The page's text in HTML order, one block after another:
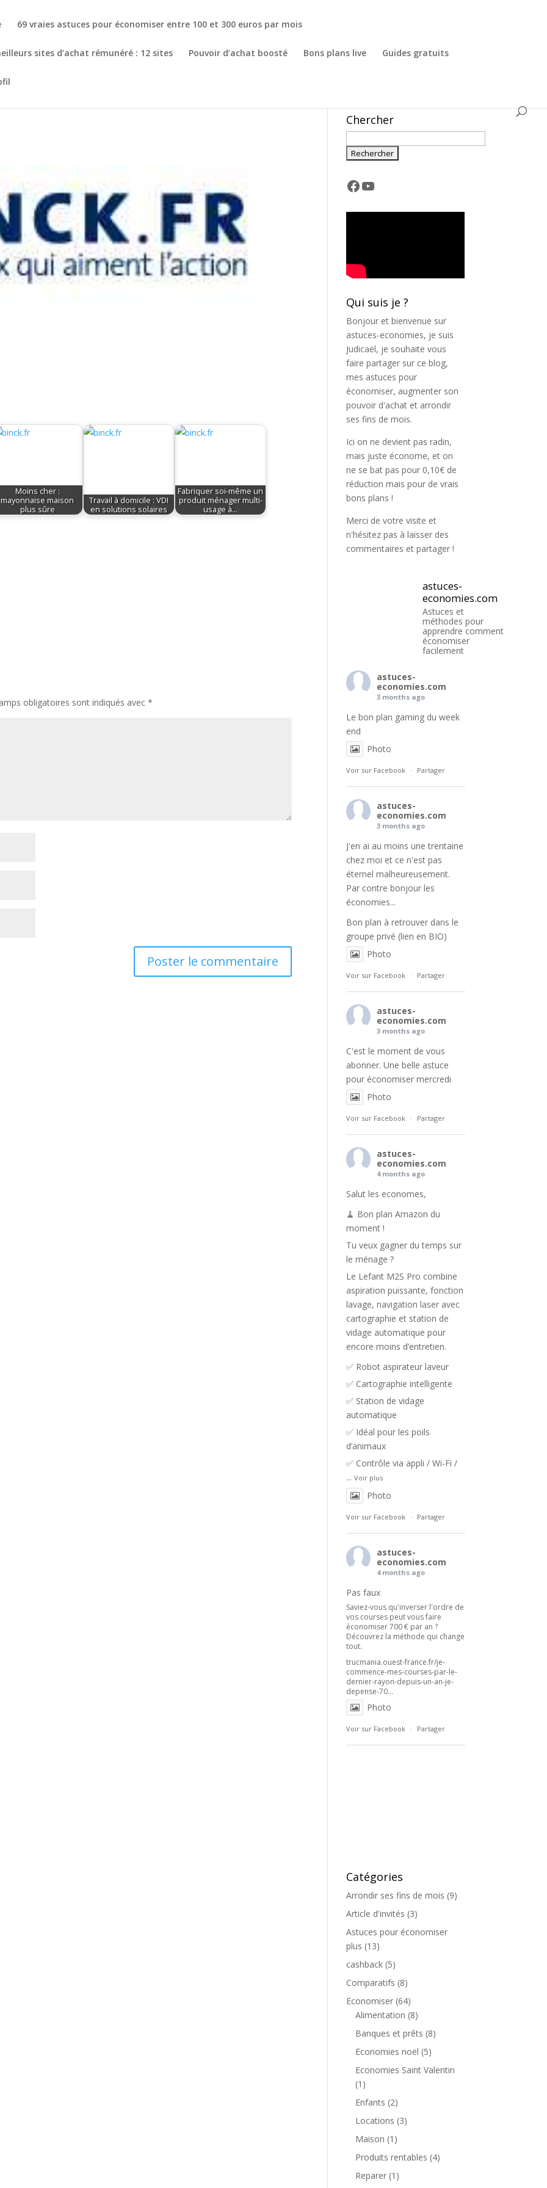
69 vraies astuces pour économiser entre 100 et 300 euros par mois
sites d’achat rémunéré : 12 sites Pouvoir d’achat boosté Bons plans live Guides gratuits
Moins cher :
mayonnaise maison
plus sûre
Travail à domicile : VDI
en solutions solaires
Fabriquer soi-même un
produit ménager multi-
usage à…
obligatoires sont indiqués avec*
Chercher
Facebook
YouTube
Qui suis je ?
Bonjour et bienvenue sur
astuces-economies, je suis
Judicaël, je souhaite vous
faire partager sur ce blog,
mes astuces pour
économiser, augmenter son
pouvoir d'achat et arrondir
ses fins de mois.
Ici on ne devient pas radin,
mais juste économe, et on
ne se bat pas pour 0,10€ de
réduction mais pour de vrais
bons plans !
Merci de votre visite et
n'hésitez pas à laisser des
commentaires et partager !
astuces-
economies.com
Astuces et
méthodes pour
apprendre comment
économiser
facilement
astuces-
economies.com
3 months ago
Le bon plan gaming du week
end
Photo
Voir sur Facebook · Partager
astuces-
economies.com
3 months ago
J'en ai au moins une trentaine
chez moi et ce n'est pas
éternel malheureusement.
Par contre bonjour les
économies...
Bon plan à retrouver dans le
groupe privé (lien en BIO)
Photo
Voir sur Facebook · Partager
astuces-
economies.com
3 months ago
C'est le moment de vous
abonner. Une belle astuce
pour économiser mercredi
Photo
Voir sur Facebook · Partager
astuces-
economies.com
4 months ago
Salut les economes,
🧹 Bon plan Amazon du
moment !
Tu veux gagner du temps sur
le ménage ?
Le Lefant M2S Pro combine
aspiration puissante, fonction
lavage, navigation laser avec
cartographie et station de
vidage automatique pour
encore moins d’entretien.
✅ Robot aspirateur laveur
✅ Cartographie intelligente
✅ Station de vidage
automatique
✅ Idéal pour les poils
d’animaux
✅ Contrôle via appli / Wi-Fi /
...Voir plus
Photo
Voir sur Facebook · Partager
astuces-
economies.com
4 months ago
Pas faux
Saviez-vous qu'inverser l'ordre de
vos courses peut vous faire
économiser 700 € par an ?
Découvrez la méthode qui change
tout.
trucmania.ouest-france.fr/je-
commence-mes-courses-par-le-
dernier-rayon-depuis-un-an-je-
depense-70...
Photo
Voir sur Facebook · Partager
Catégories
Arrondir ses fins de mois (9)
Article d'invités (3)
Astuces pour économiser
plus (13)
cashback (5)
Comparatifs (8)
Economiser (64)
Alimentation (8)
Banques et prêts (8)
Economies noël (5)
Economies Saint Valentin
(1)
Enfants (2)
Locations (3)
Maison (1)
Produits rentables (4)
Reparer (1)